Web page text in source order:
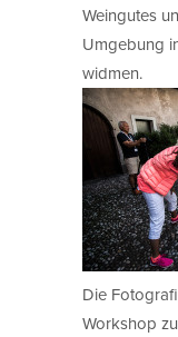
Weingutes
Umgebung
widmen.
Die
Workshop